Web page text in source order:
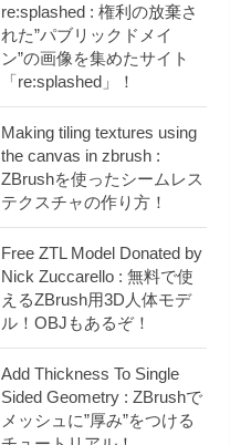
re:splashed : 権利の放棄さ
れた”パブリックドメイ
ン”の画像を集めたサイト
「re:splashed」！
Making tiling textures using
the canvas in zbrush :
ZBrushを使ったシームレス
テクスチャの作り方！
Free ZTL Model Donated by
Nick Zuccarello : 無料で使
えるZBrush用3D人体モデ
ル！OBJもあるぞ！
Add Thickness To Single
Sided Geometry : ZBrushで
メッシュに”厚み”をつける